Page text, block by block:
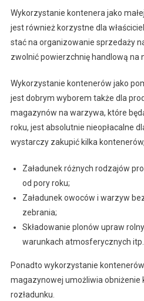
Wykorzystanie kontenera jako
jest również korzystne dla
stać na organizowanie sprzedaży
zwolnić powierzchnię handlową na
Wykorzystanie kontenerów jako
jest dobrym wyborem także dla
magazynów na warzywa, które
roku, jest absolutnie nieopłacalne
wystarczy zakupić kilka
Załadunek różnych rodzajów
od pory roku;
Załadunek owoców i warzyw
zebrania;
Składowanie plonów upraw
warunkach atmosferycznych itp.
Ponadto wykorzystanie
magazynowej umożliwia obniżenie
rozładunku.